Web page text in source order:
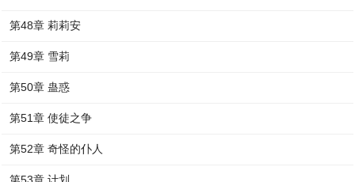
第48章 莉莉安
第49章 雪莉
第50章 蛊惑
第51章 使徒之争
第52章 奇怪的仆人